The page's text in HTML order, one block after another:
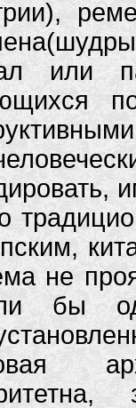
или
не
бы